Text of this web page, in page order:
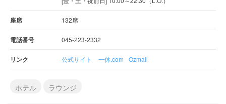
座席 132席
電話番号 045-223-2332
リンク 公式サイト 一休.com Ozmall
ホテル ラウンジ